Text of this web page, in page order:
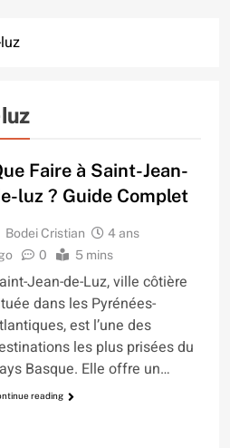
Faire à Saint-Jean-
luz ? Guide Complet
Bodei Cristian
4 ans
0 5 mins
Jean-de-Luz, ville côtière
dans les Pyrénées-
est l’une des
les plus prisées du
Basque. Elle offre un…
reading